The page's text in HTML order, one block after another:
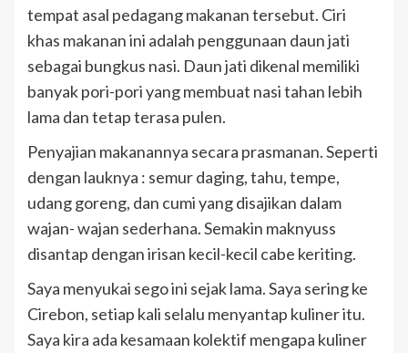
tempat asal pedagang makanan tersebut. Ciri
khas makanan ini adalah penggunaan daun jati
sebagai bungkus nasi. Daun jati dikenal memiliki
banyak pori-pori yang membuat nasi tahan lebih
lama dan tetap terasa pulen.
Penyajian makanannya secara prasmanan. Seperti
dengan lauknya : semur daging, tahu, tempe,
udang goreng, dan cumi yang disajikan dalam
wajan- wajan sederhana. Semakin maknyuss
disantap dengan irisan kecil-kecil cabe keriting.
Saya menyukai sego ini sejak lama. Saya sering ke
Cirebon, setiap kali selalu menyantap kuliner itu.
Saya kira ada kesamaan kolektif mengapa kuliner